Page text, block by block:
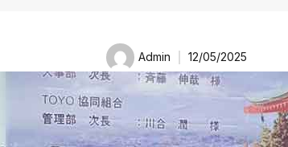
Admin 12/05/2025